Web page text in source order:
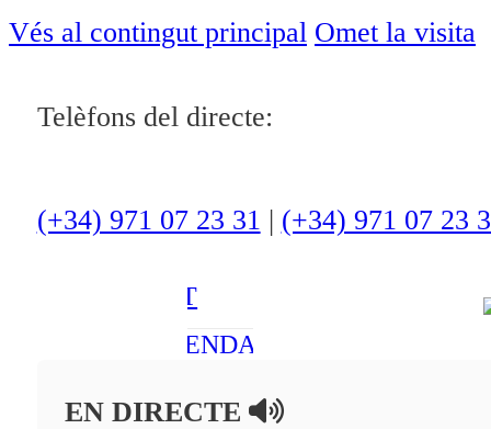
Vés al contingut principal Omet la visita
Telèfons del directe:
(+34) 971 07 23 31 | (+34) 971 07 23
CULTURA I
OCI
AMBIENT
AGENDA
EN DIRECTE